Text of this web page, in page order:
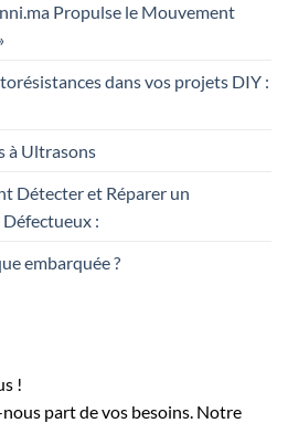
Propulse le Mouvement
dans vos projets DIY :
à Ultrasons
Détecter et Réparer un
:
embarquée ?
!
part de vos besoins. Notre